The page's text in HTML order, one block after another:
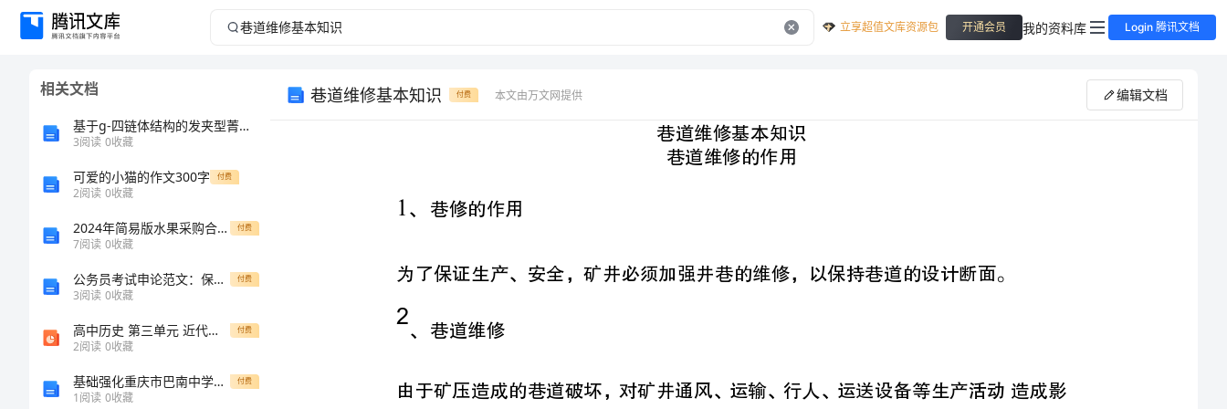
巷
立享超值文库资源包 开通会员 我的资料库 Login 腾讯文档
相关文档
基于g-四链体结构的发夹型菁染料超分子组装的设计、合成、机理及应用研究的任务书
3阅读 0收藏
可爱的小猫的作文300字 付费
2阅读 0收藏
2024年简易版水果采购合同范文 付费
7阅读 0收藏
公务员考试申论范文：保护绿色环境，经济发展高品位 付费
3阅读 0收藏
高中历史 第三单元 近代西方资本主义政体的建立 第8课 英国的制度创新课件 岳麓版必修1 付费
2阅读 0收藏
基础强化重庆市巴南中学物理八年级下册从粒子到宇宙专项攻克试题（含答案解析版） 付费
1阅读 0收藏
巷道维修基本知识 付费 本文由万文网提供 编辑文档
、巷修的作用
1